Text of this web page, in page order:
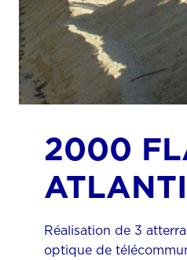
2000
Réalisation de 3
optique de